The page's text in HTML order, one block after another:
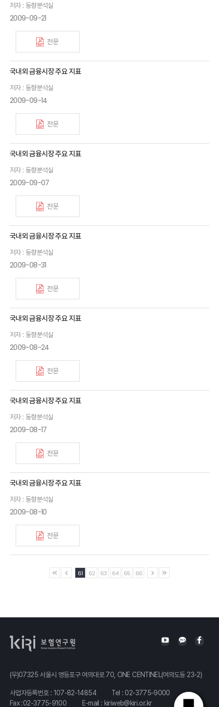
저자 : 동향분석실
2009-09-21
전문
국내외 금융시장 주요 지표
저자 : 동향분석실
2009-09-14
전문
국내외 금융시장 주요 지표
저자 : 동향분석실
2009-09-07
전문
국내외 금융시장 주요 지표
저자 : 동향분석실
2009-08-31
전문
국내외 금융시장 주요 지표
저자 : 동향분석실
2009-08-24
전문
국내외 금융시장 주요 지표
저자 : 동향분석실
2009-08-17
전문
국내외 금융시장 주요 지표
저자 : 동향분석실
2009-08-10
전문
61 62 63 64 65 66
(우)07325 서울시 영등포구 여의대로 70, ONE CENTINEL(여의도동 23-2)
사업자등록번호 : 107-82-14854 Tel : 02-3775-9000
Fax :02-3775-9100
E-mail : kiriweb@kiri.or.kr